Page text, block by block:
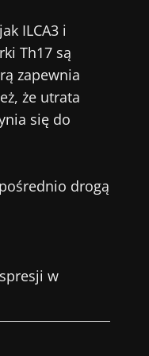
ILCA3 i
Th17 są
zapewnia
że utrata
się do
drogą
w
internetową
służby zdrowia”,
ochrony
służby zdrowia”,